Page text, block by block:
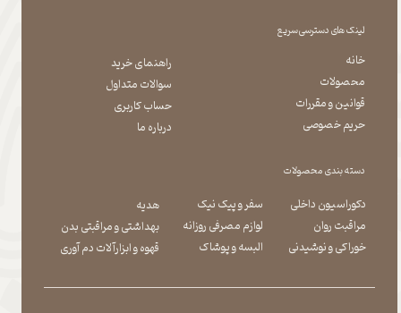
لینک های دسترسی سریع
دسته بندی محصولات
خانه
محصولات
قوانین و مقررات
حریم خصوصی
راهنمای خرید
سوالات متداول
حساب کاربری
درباره ما
دکوراسیون داخلی
مراقبت روان
​​​​​​​خوراکی و نوشیدنی
سفر و پیک نیک
لوازم مصرفی روزانه
​​​​​​​البسه و پوشاک
هدیه
بهداشتی و مراقبتی بدن
​​​​​​​قهوه و ابزارآلات دم آوری